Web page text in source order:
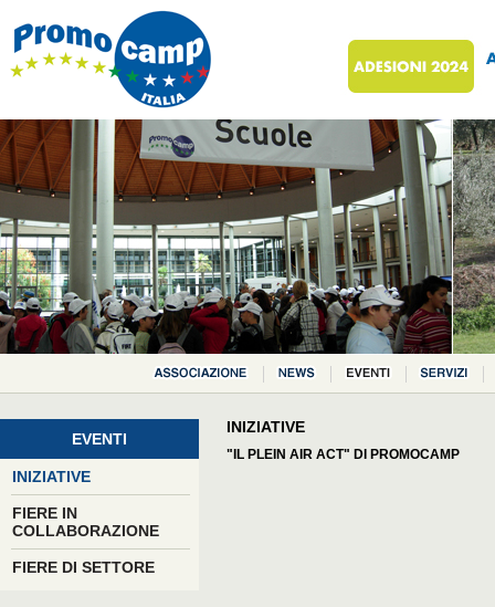
EVENTI
INIZIATIVE
FIERE IN
COLLABORAZIONE
FIERE DI SETTORE
INIZIATIVE
"IL PLEIN AIR ACT" DI PROMOCAMP